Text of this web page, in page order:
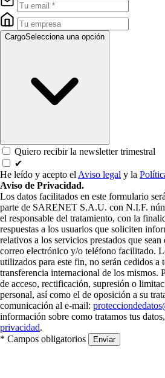
CargoSelecciona una opción
Quiero recibir la newsletter trimestral
✔
He leído y acepto el Aviso legal y la
Aviso de Privacidad.
Los datos facilitados en este formulario
parte de SARENET S.A.U. con N.I.F.
el responsable del tratamiento, con la
respuestas a los usuarios que soliciten
relativos a los servicios prestados que sean
correo electrónico y/o teléfono facilitado.
utilizados para este fin, no serán cedidos a
transferencia internacional de los mismos.
de acceso, rectificación, supresión o
personal, así como el de oposición a su
comunicación al e-mail:
información sobre como tratamos tus
privacidad.
* Campos obligatorios
Enviar